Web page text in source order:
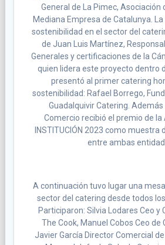
General de La Pimec, Asociación
Mediana Empresa de Catalunya.
sostenibilidad en el sector del
de Juan Luis Martínez,
Generales y certificaciones de la
quien lidera este proyecto dentro
presentó al primer catering
sostenibilidad: Rafael Borrego,
Guadalquivir Catering. Además
Comercio recibió el premio de la
INSTITUCIÓN 2023 como muestra
entre ambas
A continuación tuvo lugar una
sector del catering desde todos
Participaron: Silvia Lodares Ceo y
The Cook, Manuel Cobos Ceo de
Javier García Director Comercial